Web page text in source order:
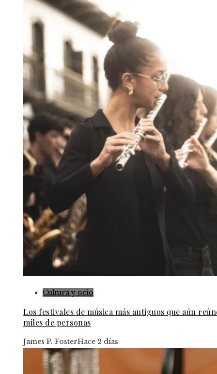
Cultura y ocio
Los festivales de música más antiguos que aún
miles de personas
James P. FosterHace 2 días